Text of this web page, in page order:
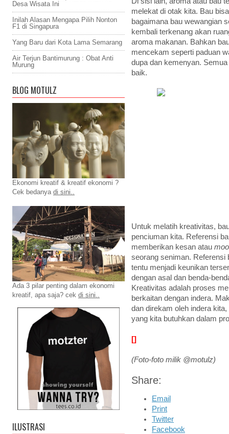
melekat di otak kita. Bau
bagaimana bau wewangian
kembali terkenang akan
aroma makanan. Bahkan
mencekam seperti paduan
dupa dan kemenyan.
baik.
Untuk melatih kreativitas,
penciuman kita. Referensi
memberikan kesan atau
seorang seniman. Referensi
tentu menjadi keunikan
dengan asal dan benda-
Kreativitas adalah proses
berkaitan dengan indera.
dan direkam oleh indera
yang kita butuhkan dalam
[]
(Foto-foto milik @motulz)
Share:
Email
Print
Twitter
Facebook
Desa Wisata Ini
Inilah Alasan Mengapa Pilih Nonton
F1 di Singapura
Yang Baru dari Kota Lama Semarang
Air Terjun Bantimurung : Obat Anti
Murung
BLOG MOTULZ
Ekonomi kreatif & kreatif ekonomi ?
Cek bedanya di sini..
Ada 3 pilar penting dalam ekonomi
kreatif, apa saja? cek di sini..
ILUSTRASI